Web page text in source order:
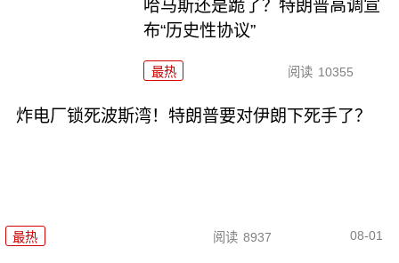
哈马斯还是跪了？特朗普高调宣
布“历史性协议”
最热 阅读 10355
炸电厂锁死波斯湾！特朗普要对伊朗下死手了？
最热 阅读 8937 08-01